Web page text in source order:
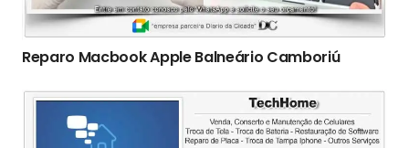
Reparo Macbook Apple Balneário Camboriú